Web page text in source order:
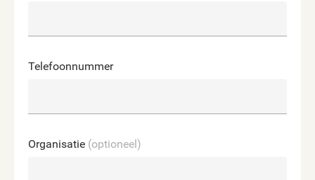
Telefoonnummer
Organisatie (optioneel)